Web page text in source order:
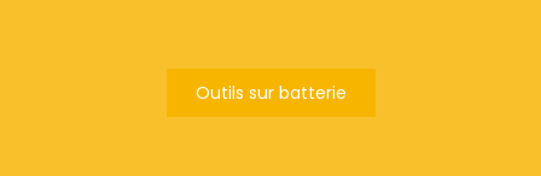
Outils sur batterie